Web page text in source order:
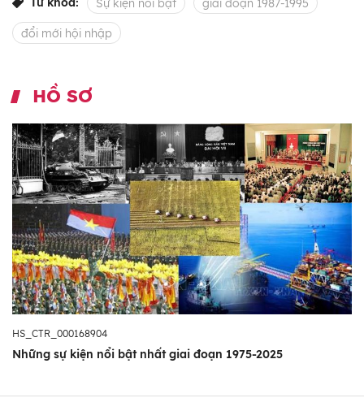
Sự kiện nổi bật giai đoạn 1987-1995
đổi mới hội nhập
HỒ SƠ
HS_CTR_000168904
Những sự kiện nổi bật nhất giai đoạn 1975-2025